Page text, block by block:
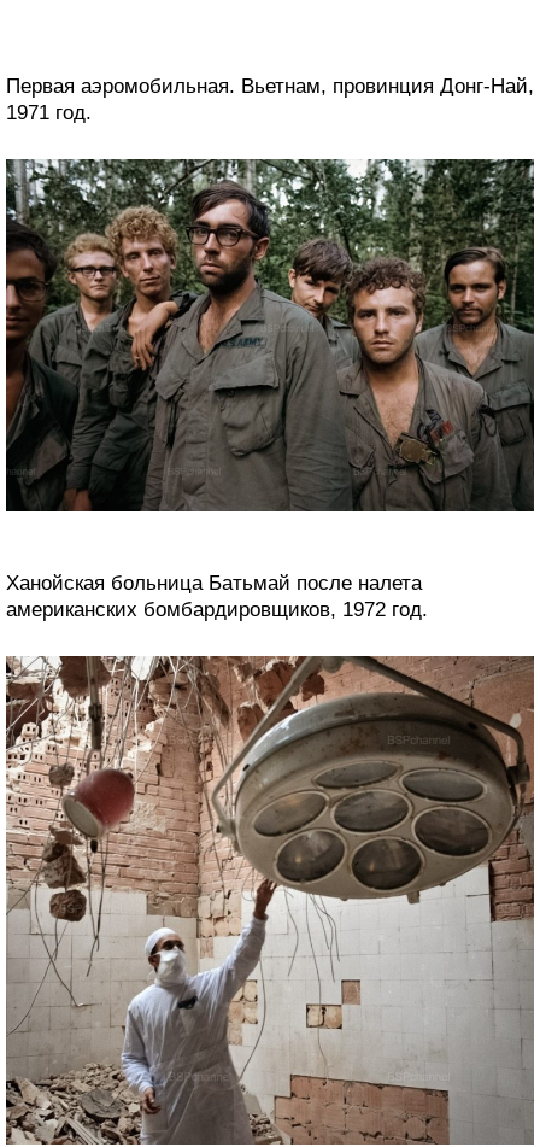
Первая аэромобильная. Вьетнам, провинция Донг-Най,
1971 год.
Ханойская больница Батьмай после налета
американских бомбардировщиков, 1972 год.